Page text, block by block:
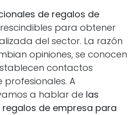
de regalos de
para obtener
del sector. La razón
opiniones, se conocen
contactos
profesionales. A
a hablar de las
de empresa para